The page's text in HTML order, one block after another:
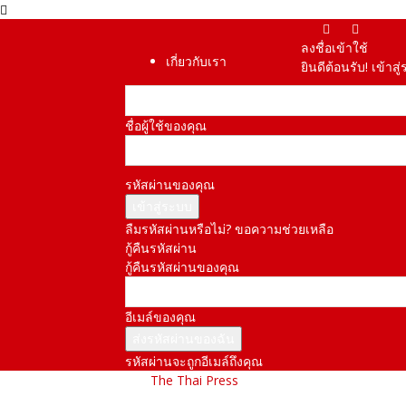
เกี่ยวกับเรา
ลงชื่อเข้าใช้
ยินดีต้อนรับ! เข้า
ชื่อผู้ใช้ของคุณ
รหัสผ่านของคุณ
ลืมรหัสผ่านหรือไม่? ขอความช่วยเหลือ
กู้คืนรหัสผ่าน
กู้คืนรหัสผ่านของคุณ
อีเมล์ของคุณ
รหัสผ่านจะถูกอีเมล์ถึงคุณ
The Thai Press